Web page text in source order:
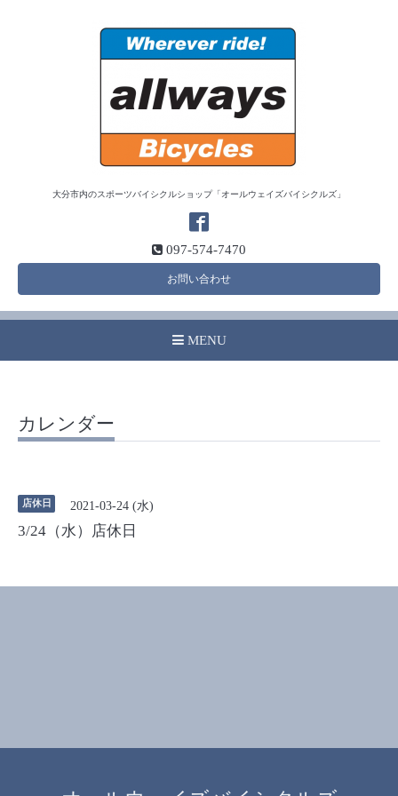
大分市内のスポーツバイシクルショップ「オールウェイズバイシクルズ」
097-574-7470
お問い合わせ
MENU
カレンダー
店休日 2021-03-24 (水)
3/24（水）店休日